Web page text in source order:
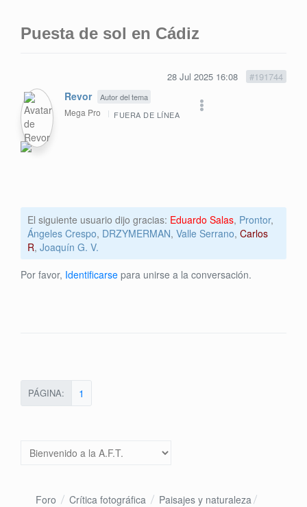
Puesta de sol en Cádiz
28 Jul 2025 16:08 #191744
Revor Autor del tema
Mega Pro FUERA DE LÍNEA
El siguiente usuario dijo gracias: Eduardo Salas, Prontor,
Ángeles Crespo, DRZYMERMAN, Valle Serrano, Carlos
R, Joaquín G. V.
Por favor, Identificarse para unirse a la conversación.
PÁGINA: 1
Foro Crítica fotográfica
Paisajes y naturaleza